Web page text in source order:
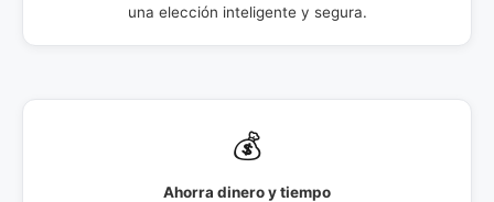
una elección inteligente y segura.
💰
Ahorra dinero y tiempo